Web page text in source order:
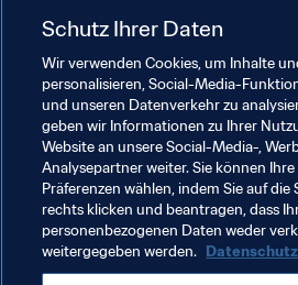
Verwandte Themen
Organisation Organisation
FIFA Frauen-Weltmeisterschaft
Neuseeland 2023™
Australia AFC New
Colombia CONMEBOL
Schutz Ihrer Daten
Wir verwenden Cookies, um Inhalte
personalisieren, Social-Media-
und unseren Datenverkehr zu
geben wir Informationen zu Ihrer
Website an unsere Social-Media-,
Analysepartner weiter. Sie können
Präferenzen wählen, indem Sie auf die
rechts klicken und beantragen, dass
personenbezogenen Daten weder
weitergegeben werden.